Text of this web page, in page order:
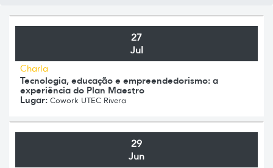
27
Jul
Charla
Tecnologia, educação e empreendedorismo: a
experiência do Plan Maestro
Lugar: Cowork UTEC Rivera
29
Jun